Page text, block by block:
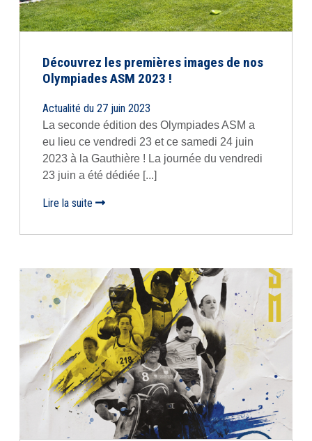
Découvrez les premières images de nos
Olympiades ASM 2023 !
Actualité du 27 juin 2023
La seconde édition des Olympiades ASM a
eu lieu ce vendredi 23 et ce samedi 24 juin
2023 à la Gauthière ! La journée du vendredi
23 juin a été dédiée [...]
Lire la suite